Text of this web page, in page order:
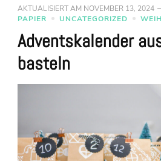
AKTUALISIERT AM NOVEMBER 13, 2024
PAPIER
UNCATEGORIZED
Adventskalender
basteln